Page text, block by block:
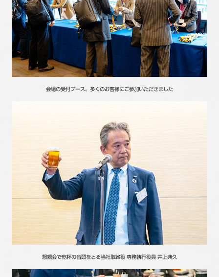
会場の受付ブース。多くのお客様にご参加いただきました
懇親会で乾杯の音頭をとる当社取締役 専務執行役員 井上典久